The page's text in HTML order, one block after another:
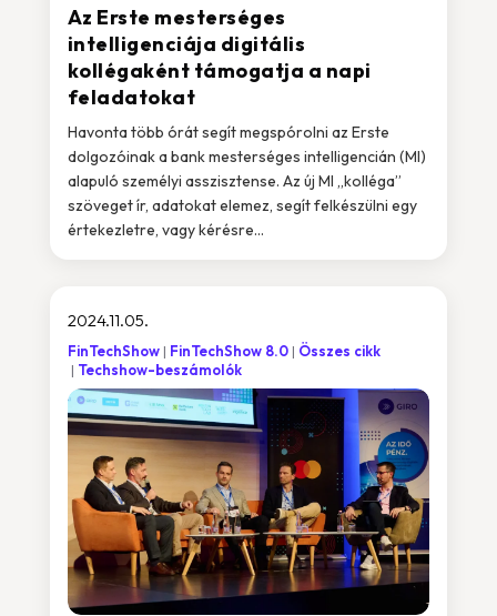
Az Erste mesterséges
intelligenciája digitális
kollégaként támogatja a napi
feladatokat
Havonta több órát segít megspórolni az Erste
dolgozóinak a bank mesterséges intelligencián (MI)
alapuló személyi asszisztense. Az új MI „kolléga”
szöveget ír, adatokat elemez, segít felkészülni egy
értekezletre, vagy kérésre...
2024.11.05.
FinTechShow FinTechShow 8.0
Összes cikk
Techshow-beszámolók